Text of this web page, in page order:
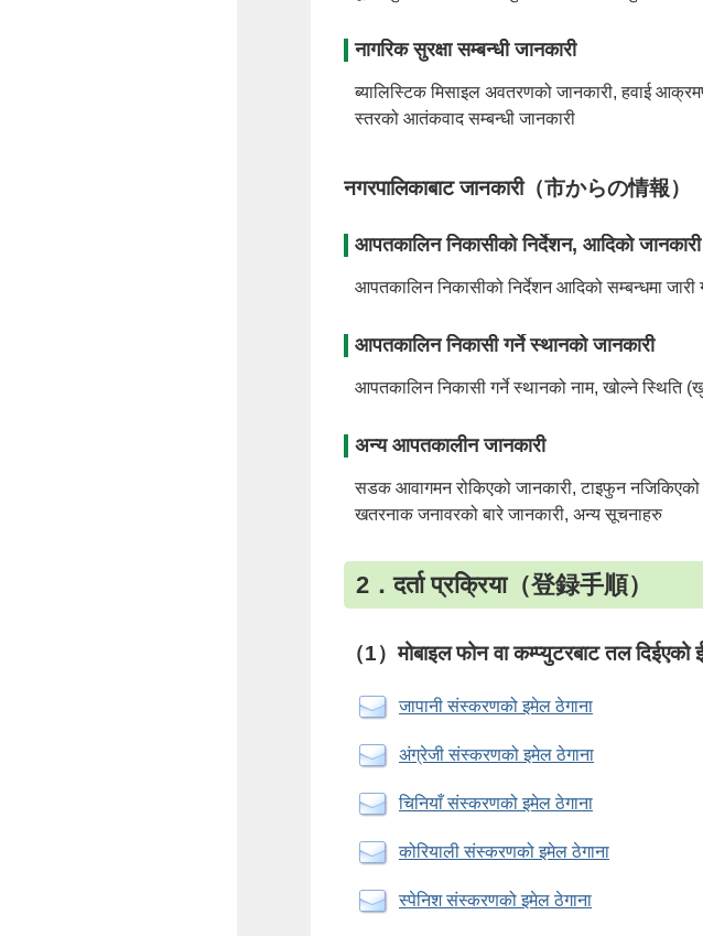
नागरिक सुरक्षा सम्बन्धी जानकारी
ब्यालिस्टिक मिसाइल अवतरणको जानकारी, हवाई
स्तरको आतंकवाद सम्बन्धी जानकारी
नगरपालिकाबाट जानकारी（市からの情報）
आपतकालिन निकासीको निर्देशन, आदिको जानकारी
आपतकालिन निकासीको निर्देशन आदिको सम्बन्धमा जारी
आपतकालिन निकासी गर्ने स्थानको जानकारी
आपतकालिन निकासी गर्ने स्थानको नाम, खोल्ने स्थिति
अन्य आपतकालीन जानकारी
सडक आवागमन रोकिएको जानकारी, टाइफुन नजिकिएको
खतरनाक जनावरको बारे जानकारी, अन्य सूचनाहरु
2．दर्ता प्रक्रिया（登録手順）
（1）मोबाइल फोन वा कम्प्युटरबाट तल दिईएको
जापानी संस्करणको इमेल ठेगाना
अंग्रेजी संस्करणको इमेल ठेगाना
चिनियाँ संस्करणको इमेल ठेगाना
कोरियाली संस्करणको इमेल ठेगाना
स्पेनिश संस्करणको इमेल ठेगाना